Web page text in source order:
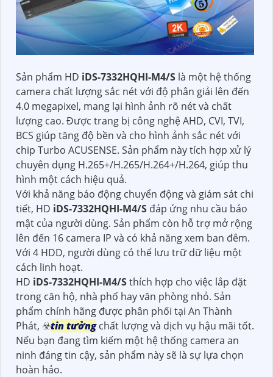
Sản phẩm HD iDS-7332HQHI-M4/S là một hệ thống
camera chất lượng sắc nét với độ phân giải lên đến
4.0 megapixel, mang lại hình ảnh rõ nét và chất
lượng cao. Được trang bị công nghệ AHD, CVI, TVI,
BCS giúp tăng độ bền và cho hình ảnh sắc nét với
chip Turbo ACUSENSE. Sản phẩm này tích hợp xử lý
chuyên dụng H.265+/H.265/H.264+/H.264, giúp thu
hình một cách hiệu quả.
Với khả năng báo động chuyển động và giám sát chi
tiết, HD iDS-7332HQHI-M4/S đáp ứng nhu cầu bảo
mật của người dùng. Sản phẩm còn hỗ trợ mở rộng
lên đến 16 camera IP và có khả năng xem ban đêm.
Với 4 HDD, người dùng có thể lưu trữ dữ liệu một
cách linh hoạt.
HD iDS-7332HQHI-M4/Sthích hợp cho việc lắp đặt
trong căn hộ, nhà phố hay văn phòng nhỏ. Sản
phẩm chính hãng được phân phối tại An Thành
Phát, ☣️tin tưởngchất lượng và dịch vụ hậu mãi tốt.
Nếu bạn đang tìm kiếm một hệ thống camera an
ninh đáng tin cậy, sản phẩm này sẽ là sự lựa chọn
hoàn hảo.